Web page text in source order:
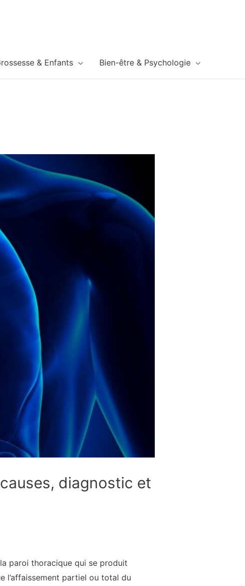
& Enfants Bien-être & Psychologie
diagnostic et
paroi thoracique qui se produit
l’affaissement partiel ou total du